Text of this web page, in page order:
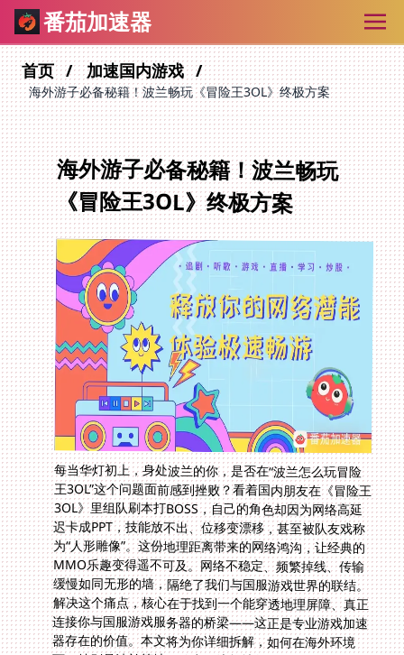
番茄加速器
首页 加速国内游戏
海外游子必备秘籍！波兰畅玩《冒险王3OL》终极方案
海外游子必备秘籍！波兰畅玩
《冒险王3OL》终极方案
每当华灯初上，身处波兰的你，是否在“波兰怎么玩冒险
王3OL”这个问题面前感到挫败？看着国内朋友在《冒险王
3OL》里组队刷本打BOSS，自己的角色却因为网络高延
迟卡成PPT，技能放不出、位移变漂移，甚至被队友戏称
为“人形雕像”。这份地理距离带来的网络鸿沟，让经典的
MMO乐趣变得遥不可及。网络不稳定、频繁掉线、传输
缓慢如同无形的墙，隔绝了我们与国服游戏世界的联结。
解决这个痛点，核心在于找到一个能穿透地理屏障、真正
连接你与国服游戏服务器的桥梁——这正是专业游戏加速
器存在的价值。本文将为你详细拆解，如何在海外环境
下，特别是波兰等地，稳定、流畅地征战《冒险王3OL》
等国服热门游戏，并扫清类似“国外玩植物大战僵尸延迟